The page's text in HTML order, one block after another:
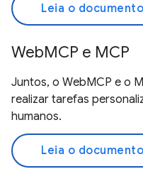
Leia o documento
WebMCP e MCP
Juntos, o WebMCP e o
realizar tarefas
humanos.
Leia o documento